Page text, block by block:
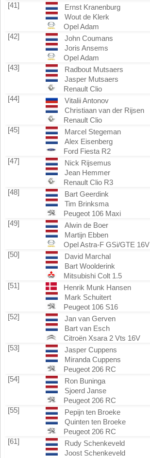
[41]
Ernst Kranenburg
Wout de Klerk
Opel Adam
[42]
John Coumans
Joris Ansems
Opel Adam
[43]
Radbout Mutsaers
Jasper Mutsaers
Renault Clio
[44]
Vitalii Antonov
Christiaan van der Rijsen
Renault Clio
[45]
Marcel Stegeman
Alex Eisenberg
Ford Fiesta R2
[47]
Nick Rijsemus
Jean Hemmer
Renault Clio R3
[48]
Bart Geerdink
Tim Brinksma
Peugeot 106 Maxi
[49]
Alwin de Boer
Martijn Ebben
Opel Astra-F GSi/GTE 16V
[50]
David Marchal
Bart Woolderink
Mitsubishi Colt 1.5
[51]
Henrik Munk Hansen
Mark Schuitert
Peugeot 106 S16
[52]
Jan van Gerven
Bart van Esch
Citroën Xsara 2 Vts 16V
[53]
Jasper Cuppens
Miranda Cuppens
Peugeot 206 RC
[54]
Ron Buninga
Sjoerd Janse
Peugeot 206 RC
[55]
Pepijn ten Broeke
Quinten ten Broeke
Peugeot 206 RC
[61]
Rudy Schenkeveld
Joost Schenkeveld